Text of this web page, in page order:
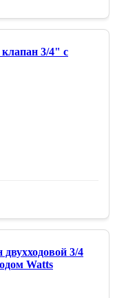
клапан 3/4" с
3/4
Watts